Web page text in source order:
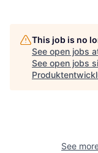
This job is no
See open jobs
See open jobs
See